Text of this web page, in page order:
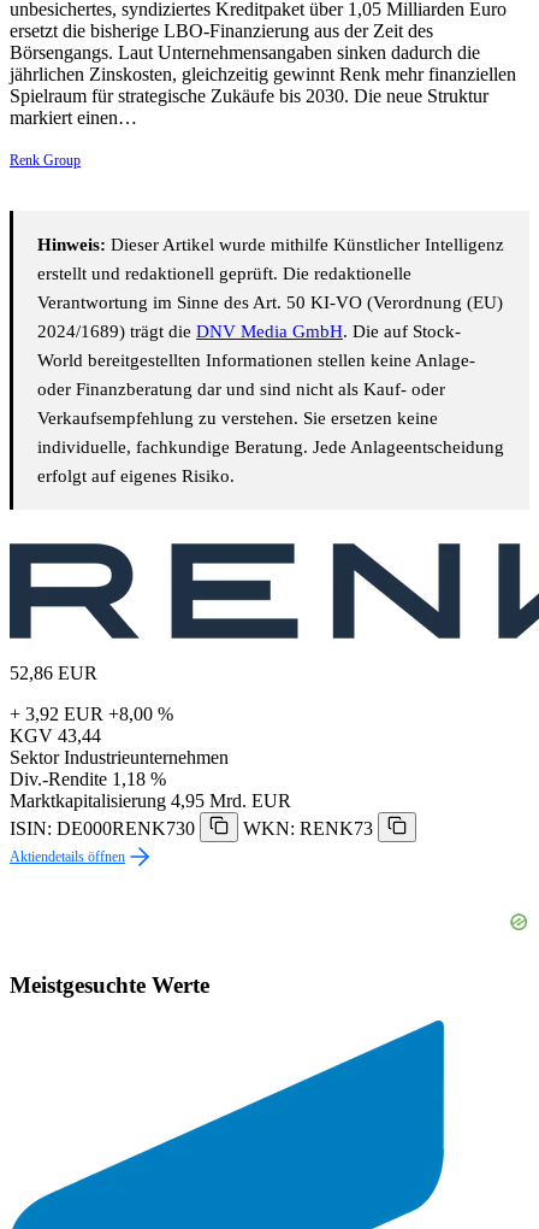
unbesichertes, syndiziertes Kreditpaket über 1,05 Milliarden Euro
ersetzt die bisherige LBO-Finanzierung aus der Zeit des
Börsengangs. Laut Unternehmensangaben sinken dadurch die
jährlichen Zinskosten, gleichzeitig gewinnt Renk mehr finanziellen
Spielraum für strategische Zukäufe bis 2030. Die neue Struktur
markiert einen…
Renk Group
Hinweis: Dieser Artikel wurde mithilfe Künstlicher Intelligenz
erstellt und redaktionell geprüft. Die redaktionelle
Verantwortung im Sinne des Art. 50 KI-VO (Verordnung (EU)
2024/1689) trägt die DNV Media GmbH. Die auf Stock-
World bereitgestellten Informationen stellen keine Anlage-
oder Finanzberatung dar und sind nicht als Kauf- oder
Verkaufsempfehlung zu verstehen. Sie ersetzen keine
individuelle, fachkundige Beratung. Jede Anlageentscheidung
erfolgt auf eigenes Risiko.
52,86 EUR
+ 3,92 EUR +8,00 %
KGV 43,44
Sektor Industrieunternehmen
Div.-Rendite 1,18 %
Marktkapitalisierung 4,95 Mrd. EUR
ISIN: DE000RENK730
WKN: RENK73
Aktiendetails öffnen
Meistgesuchte Werte